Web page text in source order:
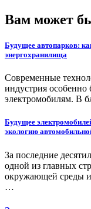
Вам может
Будущее автопарков:
энергохранилища
Современные
индустрия особенно
электромобилям. В
Будущее
экологию
За последние
одной из главных
окружающей среды
…